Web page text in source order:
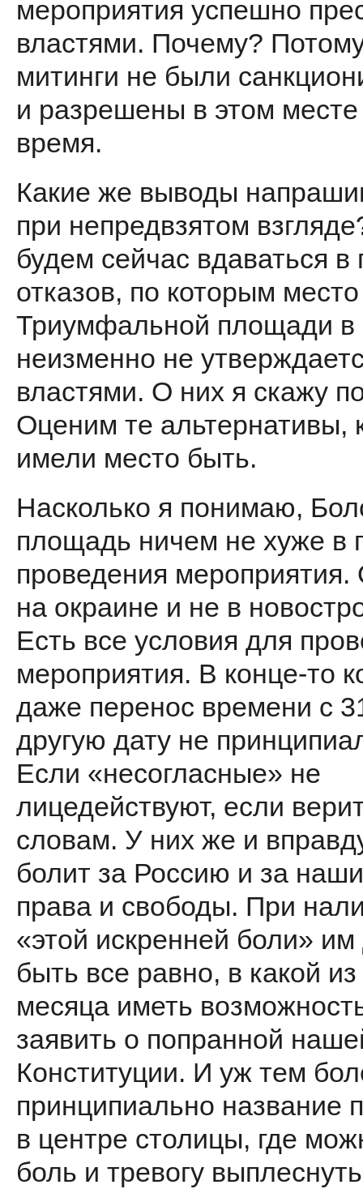
мероприятия успешно
властями. Почему?
митинги не были
и разреше­ны в этом месте
время.
Какие же выводы
при непредвзятом
будем сейчас вдаваться
отказов, по которым
Триумфальной площади в
неизменно не
властями. О них я скажу
Оценим те альтернативы,
имели место быть.
Насколько я понимаю,
площадь ничем не хуже в
про­ведения мероприятия.
на окраине и не в
Есть все условия для
мероприя­тия. В конце-то
даже перенос времени с
другую дату не
Если «несогласные» не
лицедействуют, если
словам. У них же и
болит за Россию и за
права и сво­боды. При
«этой искренней боли»
быть все равно, в какой
месяца иметь
заявить о попранной
Конституции. И уж тем
принципиально название
в центре столицы, где
боль и тревогу